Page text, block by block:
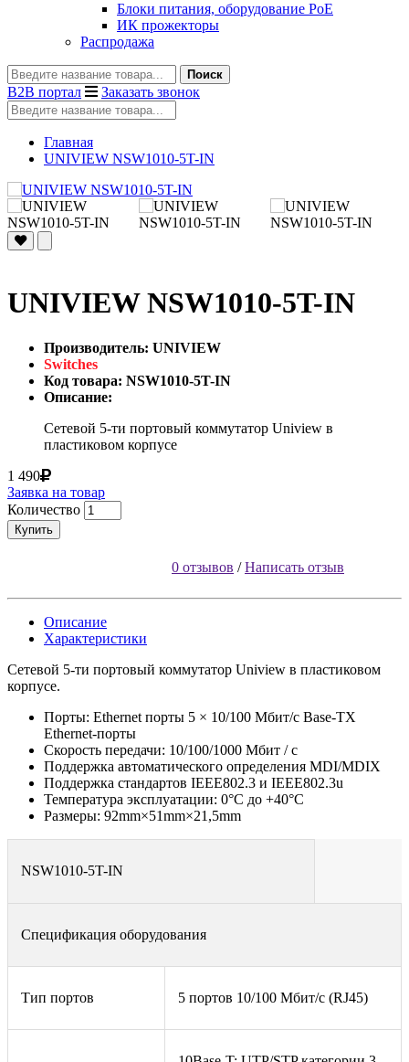
Блоки питания, оборудование PoE
ИК прожекторы
Распродажа
Поиск
B2B портал Заказать звонок
Главная
UNIVIEW NSW1010-5T-IN
UNIVIEW NSW1010-5T-IN
Производитель: UNIVIEW
Switches
Код товара: NSW1010-5T-IN
Описание:
Сетевой 5-ти портовый коммутатор Uniview в
пластиковом корпусе
1 490
Заявка на товар
Количество
Купить
0 отзывов /Написать отзыв
Описание
Характеристики
Сетевой 5-ти портовый коммутатор Uniview в пластиковом
корпусе.
Порты: Ethernet порты 5 × 10/100 Мбит/с Base-TX
Ethernet-порты
Скорость передачи: 10/100/1000 Мбит / с
Поддержка автоматического определения MDI/MDIX
Поддержка стандартов IEEE802.3 и IEEE802.3u
Температура эксплуатации: 0°C до +40°C
Размеры: 92mm×51mm×21,5mm
NSW1010-5T-IN
Спецификация оборудования
Тип портов 5 портов 10/100 Мбит/с (RJ45)